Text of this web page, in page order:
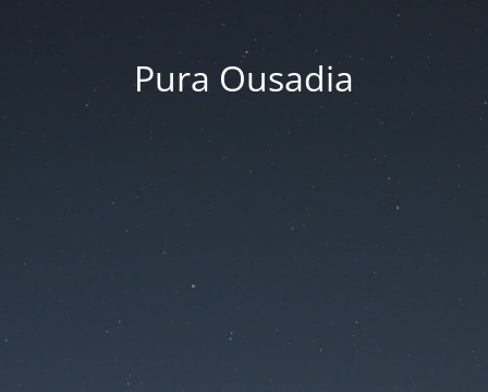
Pura Ousadia